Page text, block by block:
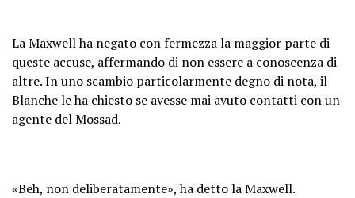
La Maxwell ha negato con fermezza la maggior parte di
queste accuse, affermando di non essere a conoscenza di
altre. In uno scambio particolarmente degno di nota, il
Blanche le ha chiesto se avesse mai avuto contatti con un
agente del Mossad.
«Beh, non deliberatamente», ha detto la Maxwell.